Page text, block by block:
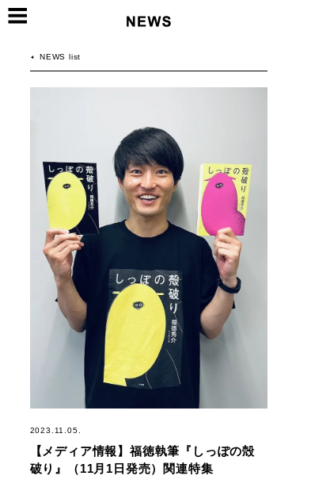
NEWS list
2023.11.05.
【メディア情報】福徳執筆『しっぽの殻
破り』（11月1日発売）関連特集